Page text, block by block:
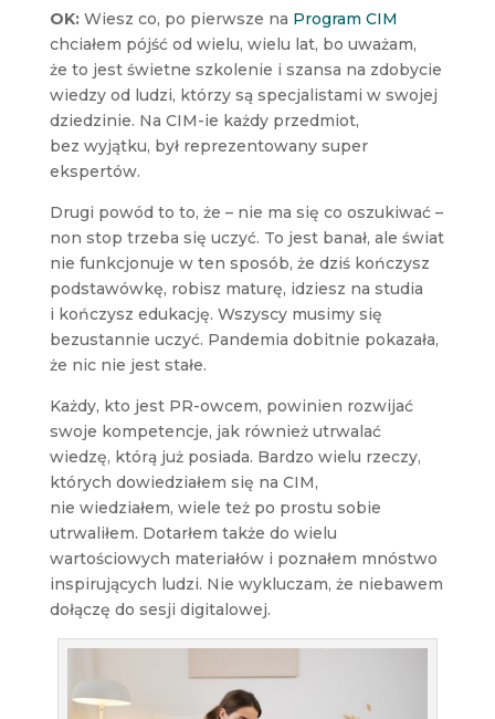
OK:Wiesz co, po pierwsze na Program CIM
chciałem pójść od wielu, wielu lat, bo uważam,
że to jest świetne szkolenie i szansa na zdobycie
wiedzy od ludzi, którzy są specjalistami w swojej
dziedzinie. Na CIM-ie każdy przedmiot,
bez wyjątku, był reprezentowany super
ekspertów.
Drugi powód to to, że – nie ma się co oszukiwać –
non stop trzeba się uczyć. To jest banał, ale świat
nie funkcjonuje w ten sposób, że dziś kończysz
podstawówkę, robisz maturę, idziesz na studia
i kończysz edukację. Wszyscy musimy się
bezustannie uczyć. Pandemia dobitnie pokazała,
że nic nie jest stałe.
Każdy, kto jest PR-owcem, powinien rozwijać
swoje kompetencje, jak również utrwalać
wiedzę, którą już posiada. Bardzo wielu rzeczy,
których dowiedziałem się na CIM,
nie wiedziałem, wiele też po prostu sobie
utrwaliłem. Dotarłem także do wielu
wartościowych materiałów i poznałem mnóstwo
inspirujących ludzi. Nie wykluczam, że niebawem
dołączę do sesji digitalowej.